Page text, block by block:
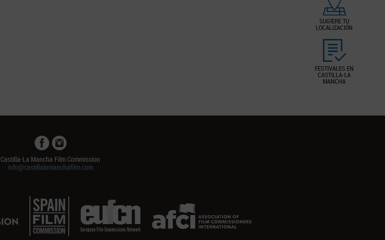
SUGIERE TU
LOCALIZACIÓN
FESTIVALES EN
CASTILLA-LA
MANCHA
Castilla-La Mancha Film Commission
info@castillalamanchafilm.com